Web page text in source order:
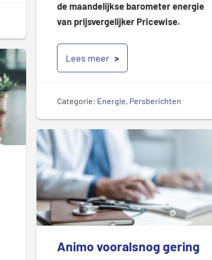
de maandelijkse barometer energie
van prijsvergelijker Pricewise.
Lees meer
Categorie: Energie, Persberichten
Animo vooralsnog gering